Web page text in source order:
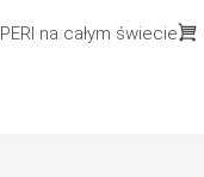
PERI na całym świecie